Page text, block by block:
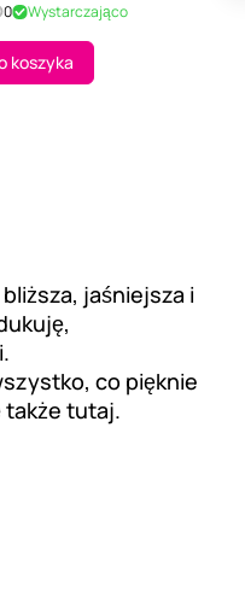
0 Wystarczająco
koszyka
jaśniejsza i
co pięknie
także tutaj.